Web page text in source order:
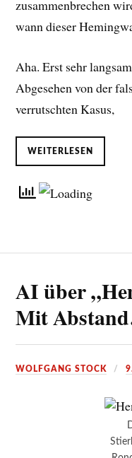
zusammenbrechen
wann dieser
Aha. Erst sehr
Abgesehen von der
verrutschten Kasus,
WEITERLESEN
AI über
Mit
WOLFGANG STOCK